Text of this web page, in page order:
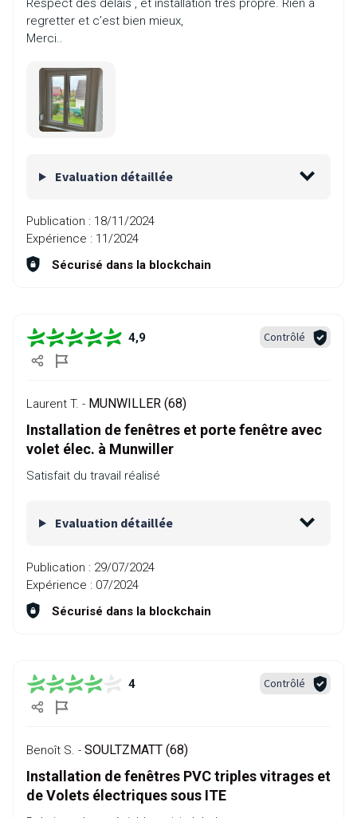
Respect des délais , et installation très propre. Rien à
regretter et c’est bien mieux,
Merci..
Evaluation détaillée
Publication : 18/11/2024
Expérience : 11/2024
Sécurisé dans la blockchain
4,9 Contrôlé
Laurent T. - MUNWILLER (68)
Installation de fenêtres et porte fenêtre avec
volet élec. à Munwiller
Satisfait du travail réalisé
Evaluation détaillée
Publication : 29/07/2024
Expérience : 07/2024
Sécurisé dans la blockchain
4 Contrôlé
Benoît S. - SOULTZMATT (68)
Installation de fenêtres PVC triples vitrages et
de Volets électriques sous ITE